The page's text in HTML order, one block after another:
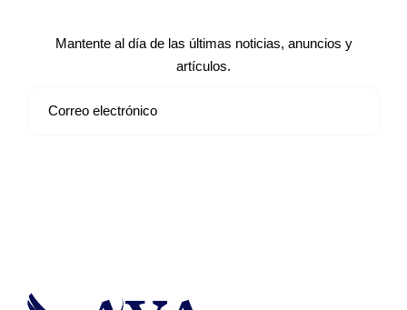
Mantente al día de las últimas noticias, anuncios y
artículos.